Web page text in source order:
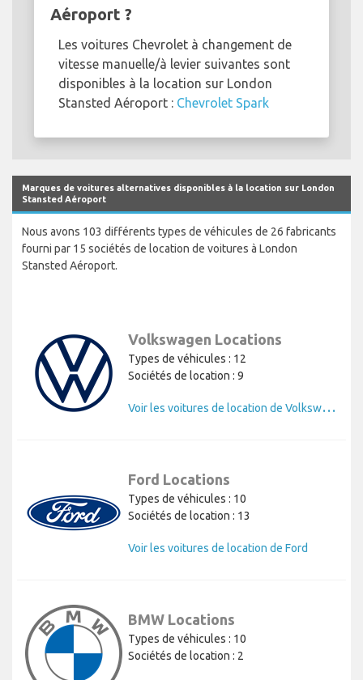
Aéroport ?
Les voitures Chevrolet à changement de
vitesse manuelle/à levier suivantes sont
disponibles à la location sur London
Stansted Aéroport : Chevrolet Spark
Marques de voitures alternatives disponibles à la location sur London
Stansted Aéroport
Nous avons 103 différents types de véhicules de 26 fabricants
fourni par 15 sociétés de location de voitures à London
Stansted Aéroport.
Volkswagen Locations
Types de véhicules : 12
Sociétés de location : 9
V
oir les voitures de location de Volkswagen
Ford Locations
Types de véhicules : 10
Sociétés de location : 13
Voir les voitures de location de Ford
BMW Locations
Types de véhicules : 10
Sociétés de location : 2